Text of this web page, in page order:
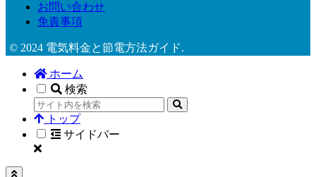
お問い合わせ
免責事項
© 2024 電気料金と節電方法ガイド.
ホーム
検索
トップ
サイドバー